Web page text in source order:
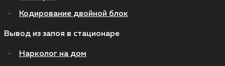
Кодирование двойной блок
Вывод из запоя в стационаре
Нарколог на дом